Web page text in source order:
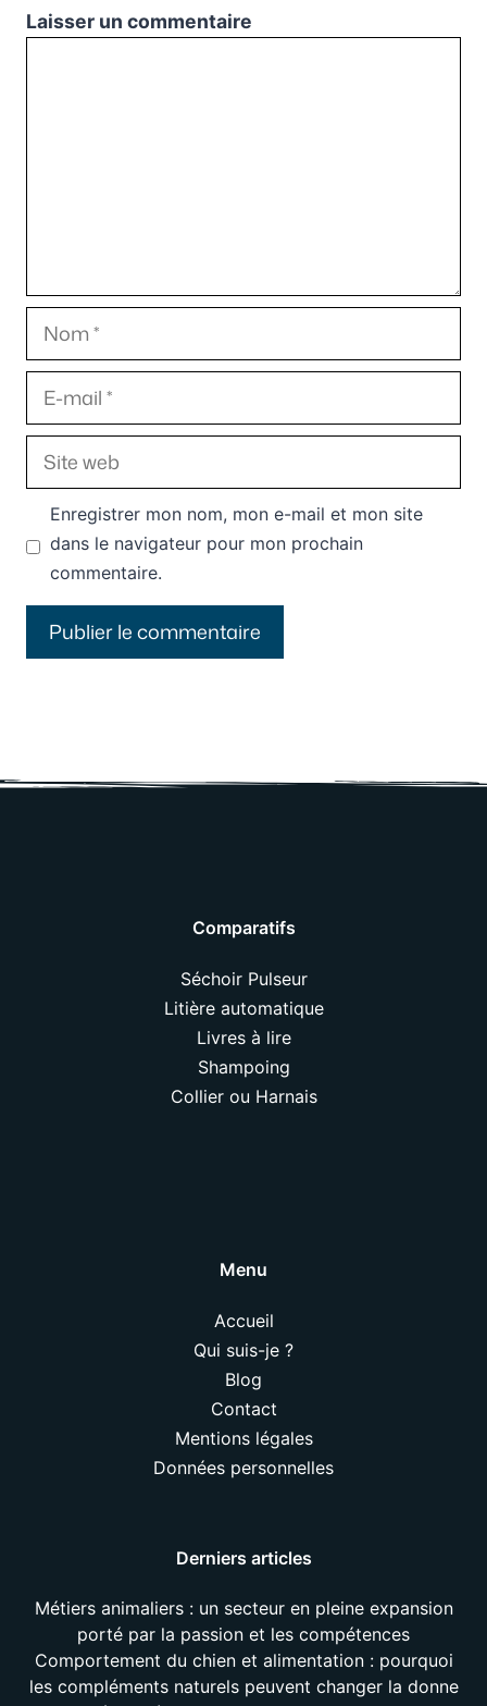
Laisser un commentaire
Nom
E-
mail
Site
web
Enregistrer mon nom, mon e-mail et mon site
dans le navigateur pour mon prochain
commentaire.
Comparatifs
Séchoir Pulseur
Litière automatique
Livres à lire
Shampoing
Collier ou Harnais
Menu
Accueil
Qui suis-je ?
Blog
Contact
Mentions légales
Données personnelles
Derniers articles
Métiers animaliers : un secteur en pleine expansion
porté par la passion et les compétences
Comportement du chien et alimentation : pourquoi
les compléments naturels peuvent changer la donne